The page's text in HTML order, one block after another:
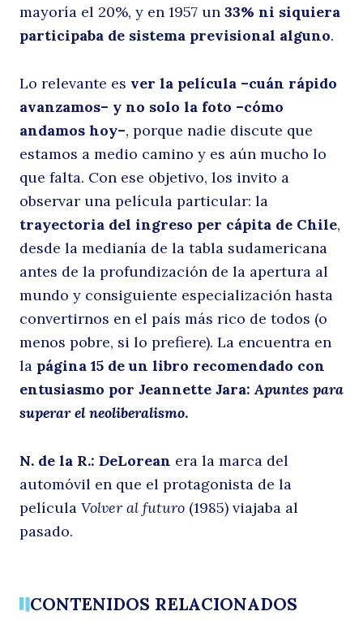
mayoría el 20%, y en 1957 un 33% ni siquiera
participaba de sistema previsional alguno.
Lo relevante es ver la película –cuán rápido
avanzamos– y no solo la foto –cómo
andamos hoy–, porque nadie discute que
estamos a medio camino y es aún mucho lo
que falta. Con ese objetivo, los invito a
observar una película particular: la
trayectoria del ingreso per cápita de Chile,
desde la medianía de la tabla sudamericana
antes de la profundización de la apertura al
mundo y consiguiente especialización hasta
convertirnos en el país más rico de todos (o
menos pobre, si lo prefiere). La encuentra en
la página 15 de un libro recomendado con
entusiasmo por Jeannette Jara:Apuntes para
superar el neoliberalismo.
N. de la R.: DeLorean era la marca del
automóvil en que el protagonista de la
película Volver al futuro (1985) viajaba al
pasado.
CONTENIDOS RELACIONADOS